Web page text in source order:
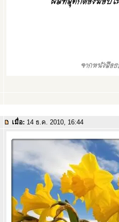
เมื่อ: 14 ธ.ค. 2010, 16:44